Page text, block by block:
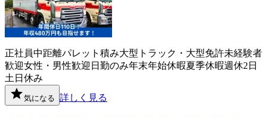
正社員中距離パレット積み大型トラック・大型免許未経験者
歓迎女性・男性歓迎 日勤のみ年末年始休暇夏季休暇週休2日
土日休み
気になる 詳しく見る